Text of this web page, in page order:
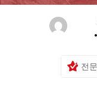
전